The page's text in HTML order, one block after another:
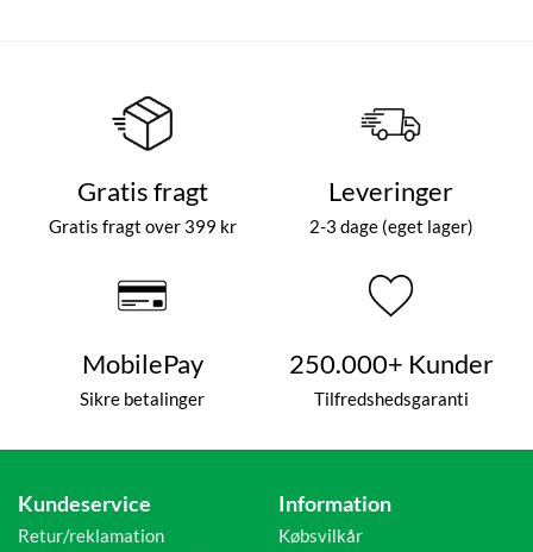
Gratis fragt
Gratis fragt over 399 kr
Leveringer
2-3 dage (eget lager)
MobilePay
Sikre betalinger
250.000+ Kunder
Tilfredshedsgaranti
Kundeservice
Retur/reklamation
Information
Købsvilkår